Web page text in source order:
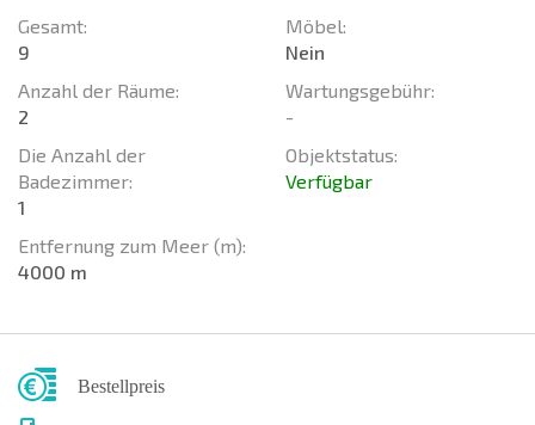
Gesamt:
9
Anzahl der Räume:
2
Die Anzahl der
Badezimmer:
1
Entfernung zum Meer (m):
4000 m
Möbel:
Nein
Wartungsgebühr:
-
Objektstatus:
Verfügbar
Bestellpreis